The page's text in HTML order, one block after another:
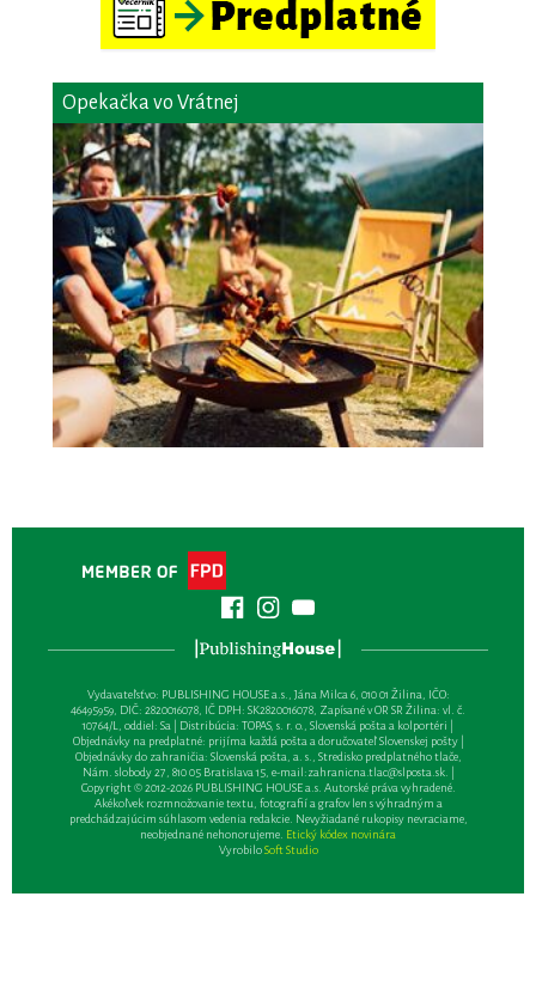
Opekačka vo Vrátnej
Vydavateľsťvo: PUBLISHING HOUSE a.s., Jána Milca 6, 010 01 Žilina, IČO:
46495959, DIČ: 2820016078, IČ DPH: SK2820016078, Zapísané v OR SR Žilina: vl. č.
10764/L, oddiel: Sa | Distribúcia: TOPAS, s. r. o., Slovenská pošta a kolportéri |
Objednávky na predplatné: prijíma každá pošta a doručovateľ Slovenskej pošty |
Objednávky do zahraničia: Slovenská pošta, a. s., Stredisko predplatného tlače,
Nám. slobody 27, 810 05 Bratislava 15, e-mail:zahranicna.tlac@slposta.sk. |
Copyright © 2012-2026 PUBLISHING HOUSE a.s. Autorské práva vyhradené.
Akékoľvek rozmnožovanie textu, fotografií a grafov len s výhradným a
predchádzajúcim súhlasom vedenia redakcie. Nevyžiadané rukopisy nevraciame,
neobjednané nehonorujeme. Etický kódex novinára
VyrobiloSoft Studio